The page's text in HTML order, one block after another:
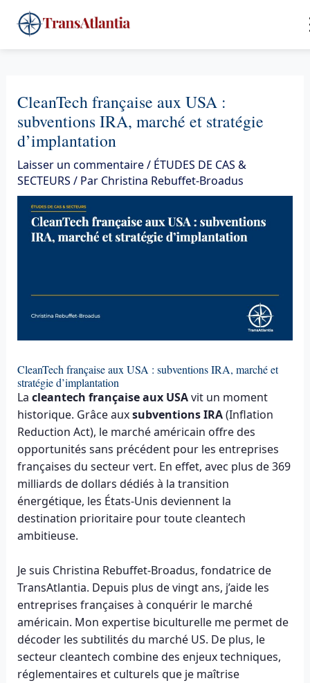
au
contenu
CleanTech française aux USA :
subventions IRA, marché et stratégie
d’implantation
Laisser un commentaire/ ÉTUDES DE CAS &
SECTEURS / Par Christina Rebuffet-Broadus
CleanTech française aux USA : subventions IRA, marché et
stratégie d’implantation
La cleantech française aux USAvit un moment
historique. Grâce auxsubventions IRA(Inflation
Reduction Act), le marché américain offre des
opportunités sans précédent pour les entreprises
françaises du secteur vert. En effet, avec plus de 369
milliards de dollars dédiés à la transition
énergétique, les États-Unis deviennent la
destination prioritaire pour toute cleantech
ambitieuse.
Je suis Christina Rebuffet-Broadus, fondatrice de
TransAtlantia. Depuis plus de vingt ans, j’aide les
entreprises françaises à conquérir le marché
américain. Mon expertise biculturelle me permet de
décoder les subtilités du marché US. De plus, le
secteur cleantech combine des enjeux techniques,
réglementaires et culturels que je maîtrise